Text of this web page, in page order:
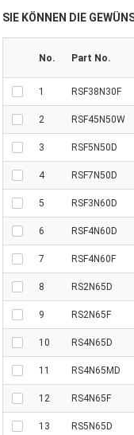
SIE KÖNNEN DIE
No. Part No.
1 RSF38N30F
2 RSF45N50W
3 RSF5N50D
4 RSF7N50D
5 RSF3N60D
6 RSF4N60D
7 RSF4N60F
8 RS2N65D
9 RS2N65F
10 RS4N65D
11 RS4N65MD
12 RS4N65F
13 RS5N65D